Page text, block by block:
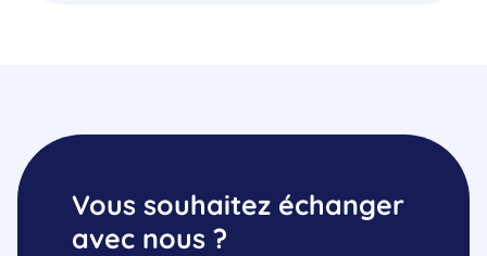
Vous souhaitez échanger
avec nous ?